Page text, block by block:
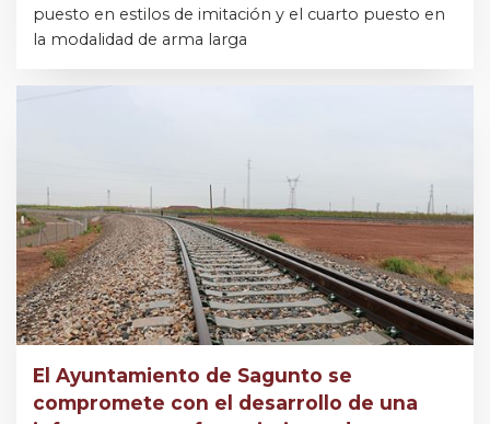
puesto en estilos de imitación y el cuarto puesto en
la modalidad de arma larga
El Ayuntamiento de Sagunto se
compromete con el desarrollo de una